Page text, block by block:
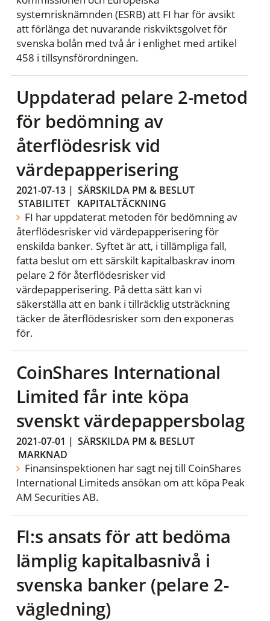
systemrisknämnden (ESRB) att FI har för avsikt
att förlänga det nuvarande riskviktsgolvet för
svenska bolån med två år i enlighet med artikel
458 i tillsynsförordningen.
Uppdaterad pelare 2-metod
för bedömning av
återflödesrisk vid
värdepapperisering
2021-07-13| SÄRSKILDA PM & BESLUT
STABILITET
KAPITALTÄCKNING
FI har uppdaterat metoden för bedömning av
återflödesrisker vid värdepapperisering för
enskilda banker. Syftet är att, i tillämpliga fall,
fatta beslut om ett särskilt kapitalbaskrav inom
pelare 2 för återflödesrisker vid
värdepapperisering. På detta sätt kan vi
säkerställa att en bank i tillräcklig utsträckning
täcker de återflödesrisker som den exponeras
för.
CoinShares International
Limited får inte köpa
svenskt värdepappersbolag
2021-07-01 | SÄRSKILDA PM & BESLUT
MARKNAD
Finansinspektionen har sagt nej till CoinShares
International Limiteds ansökan om att köpa Peak
AM Securities AB.
FI:s ansats för att bedöma
lämplig kapitalbasnivå i
svenska banker (pelare 2-
vägledning)